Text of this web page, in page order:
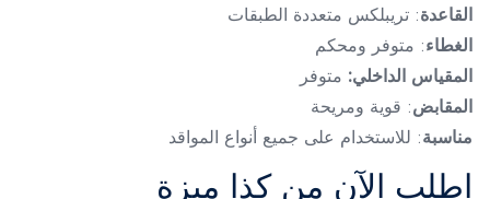
القاعدة: تريبلكس متعددة الطبقات
الغطاء: متوفر ومحكم
المقياس الداخلي: متوفر
المقابض: قوية ومريحة
مناسبة: للاستخدام على جميع أنواع المواقد
اطلب الآن من كذا ميزة